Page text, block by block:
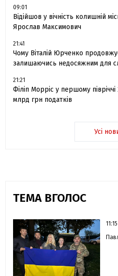
09:01
Відійшов у вічність колишній
Ярослав Максимович
21:41
Чому Віталій Юрченко
залишаючись недосяжним для
21:21
Філіп Морріс у першому
млрд грн податків
Усі
ТЕМА ВГОЛОС
11:15